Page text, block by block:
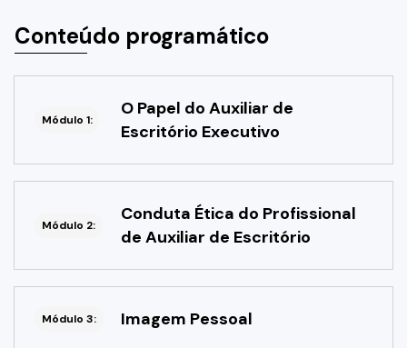
Conteúdo programático
Módulo 1:
O Papel do Auxiliar de
Escritório Executivo
Módulo 2:
Conduta Ética do Profissional
de Auxiliar de Escritório
Módulo 3: Imagem Pessoal